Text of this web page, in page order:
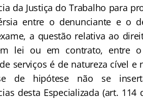
da Justiça do Trabalho para
entre o denunciante e o
a questão relativa ao
lei ou em contrato, entre
serviços é de natureza cível e
se de hipótese não se
desta Especializada (art. 114